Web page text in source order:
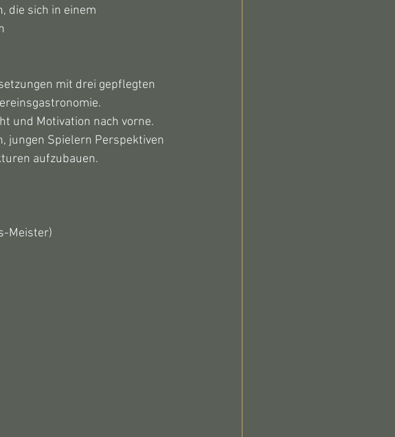
die sich in einem
mit drei gepflegten
und Motivation nach vorne.
jungen Spielern Perspektiven
aufzubauen.
Meister)